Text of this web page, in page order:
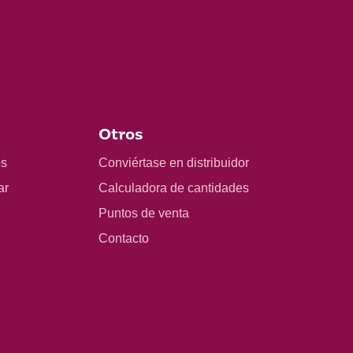
Otros
Conviértase en distribuidor
Calculadora de cantidades
Puntos de venta
Contacto